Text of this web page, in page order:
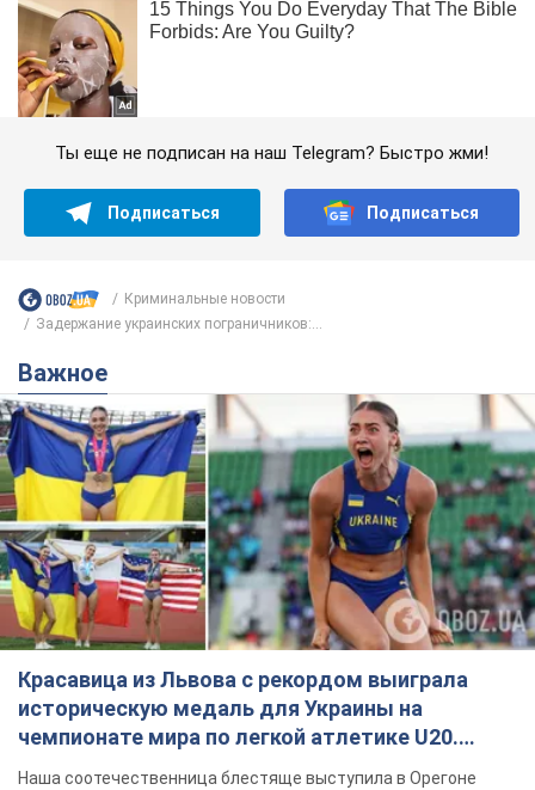
Ты еще не подписан на наш Telegram? Быстро жми!
Подписаться Подписаться
Криминальные новости
Задержание украинских пограничников:...
Важное
Красавица из Львова с рекордом выиграла
историческую медаль для Украины на
чемпионате мира по легкой атлетике U20.
Видео
Наша соотечественница блестяще выступила в Орегоне